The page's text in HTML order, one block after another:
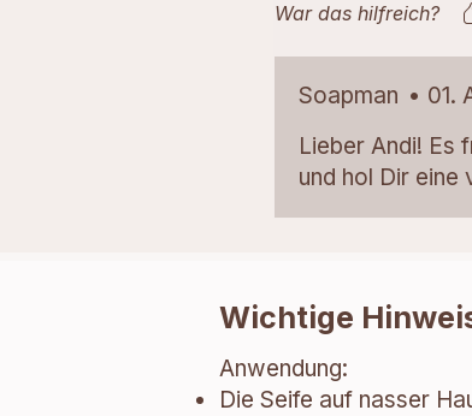
War das hilfreich?
Soapman • 01.
Lieber Andi! Es
und hol Dir eine
Wichtige
Anwendung:
Die Seife auf nasser